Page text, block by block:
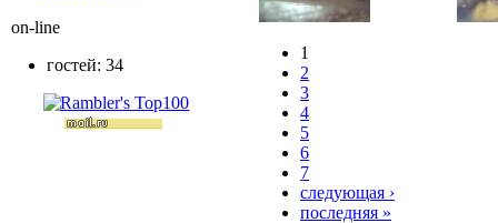
1
2
3
4
5
6
7
следующая ›
последняя »
on-line
гостей: 34